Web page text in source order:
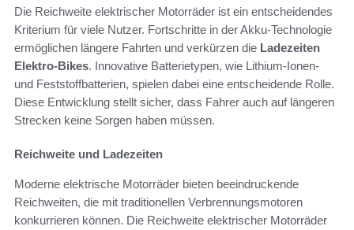
Die Reichweite elektrischer Motorräder ist ein entscheidendes
Kriterium für viele Nutzer. Fortschritte in der Akku-Technologie
ermöglichen längere Fahrten und verkürzen die Ladezeiten
Elektro-Bikes. Innovative Batterietypen, wie Lithium-Ionen-
und Feststoffbatterien, spielen dabei eine entscheidende Rolle.
Diese Entwicklung stellt sicher, dass Fahrer auch auf längeren
Strecken keine Sorgen haben müssen.
Reichweite und Ladezeiten
Moderne elektrische Motorräder bieten beeindruckende
Reichweiten, die mit traditionellen Verbrennungsmotoren
konkurrieren können. Die Reichweite elektrischer Motorräder